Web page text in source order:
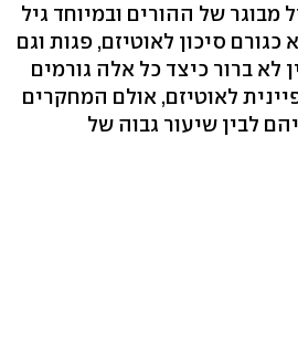
מבוגר של ההורים ובמיוחד גיל
סיכון לאוטיזם, פגות וגם
לא ברור כיצד כל אלה גורמים
לאוטיזם, אולם המחקרים
לבין שיעור גבוה של